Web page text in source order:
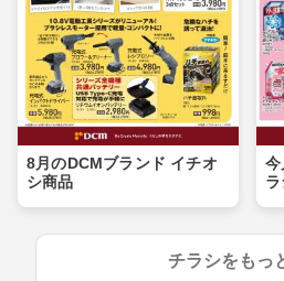
8月のDCMブランド イチオ
シ商品
今
ラ
チラシをもっ